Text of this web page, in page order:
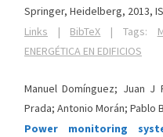
Springer, Heidelberg, 2013,
Links | BibTeX | Tags:
ENERGÉTICA EN EDIFICIOS
Manuel Domínguez; Juan
Prada; Antonio Morán; Pablo
Power monitoring